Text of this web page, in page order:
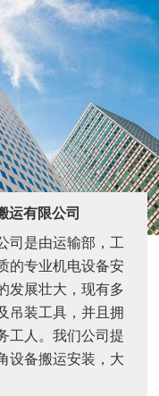
运有限公司
司是由运输部，工
的专业机电设备安
发展壮大，现有多
吊装工具，并且拥
工人。我们公司提
设备搬运安装，大